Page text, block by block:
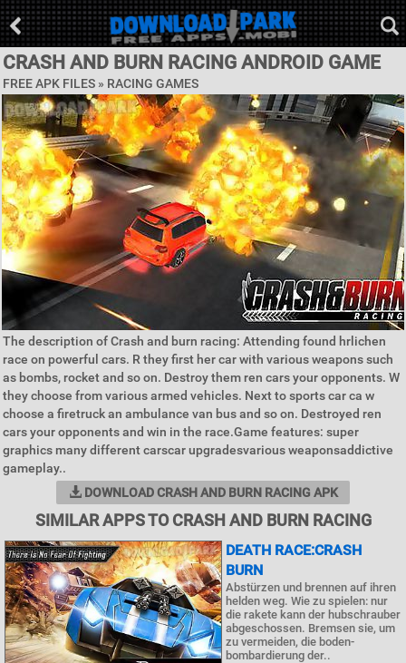
CRASH AND BURN RACING ANDROID GAME
FREE APK FILES » RACING GAMES
The description of Crash and burn racing: Attending found hrlichen
race on powerful cars. R they first her car with various weapons such
as bombs, rocket and so on. Destroy them ren cars your opponents. W
they choose from various armed vehicles. Next to sports car ca w
choose a firetruck an ambulance van bus and so on. Destroyed ren
cars your opponents and win in the race.Game features: super
graphics many different carscar upgradesvarious weaponsaddictive
gameplay..
DOWNLOAD CRASH AND BURN RACING APK
SIMILAR APPS TO CRASH AND BURN RACING
DEATH RACE:CRASH
BURN
Abstürzen und brennen auf ihren
helden weg. Wie zu spielen: nur
die rakete kann der hubschrauber
abgeschossen. Bremsen sie, um
zu vermeiden, die boden-
bombardierung der..